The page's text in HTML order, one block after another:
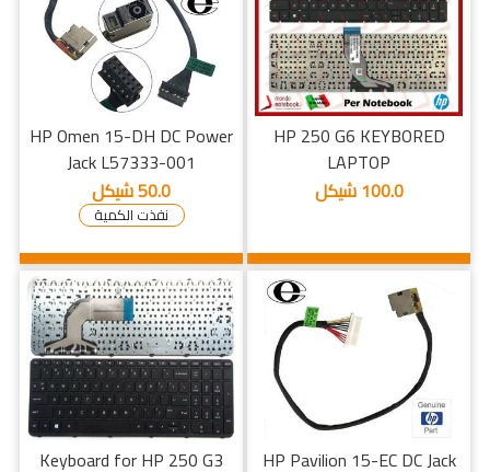
HP 250 G6 KEYBORED
LAPTOP
100.0 شيكل
HP Omen 15-DH DC Power
Jack L57333-001
50.0 شيكل
نفذت الكمية
HP Pavilion 15-EC DC Jack
Keyboard for HP 250 G3